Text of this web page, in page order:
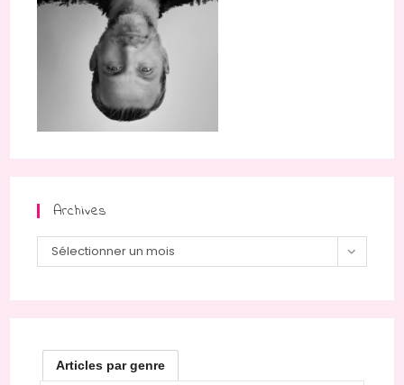
Archives
Sélectionner un mois
Articles par genre